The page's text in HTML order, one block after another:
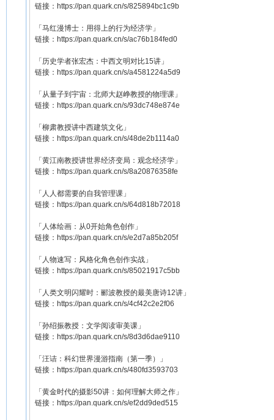
链接：https://pan.quark.cn/s/825894bc1c9b
「马红漫博士：用得上的行为经济学」
链接：https://pan.quark.cn/s/ac76b184fed0
「历史学者张宏杰：中西文明对比15讲」
链接：https://pan.quark.cn/s/a4581224a5d9
「从量子到宇宙：北师大赵峥教授的物理课」
链接：https://pan.quark.cn/s/93dc748e874e
「柳肃教授讲中西建筑文化」
链接：https://pan.quark.cn/s/48de2b1114a0
「黄江南教授讲世界经济变局：观念经济学」
链接：https://pan.quark.cn/s/8a20876358fe
「人人都需要的自我管理课」
链接：https://pan.quark.cn/s/64d818b72018
「人体绘画：从0开始角色创作」
链接：https://pan.quark.cn/s/e2d7a85b205f
「人物速写：风格化角色创作实战」
链接：https://pan.quark.cn/s/85021917c5bb
「人类文明闪耀时：郦波教授的最美唐诗12讲」
链接：https://pan.quark.cn/s/4cf42c2e2f06
「孙绍振教授：文学阅读审美课」
链接：https://pan.quark.cn/s/8d3d6dae9110
「汪诘：科幻世界漫游指南（第一季）」
链接：https://pan.quark.cn/s/480fd3593703
「黄金时代的摄影50讲：如何理解大师之作」
链接：https://pan.quark.cn/s/ef2dd9ded515